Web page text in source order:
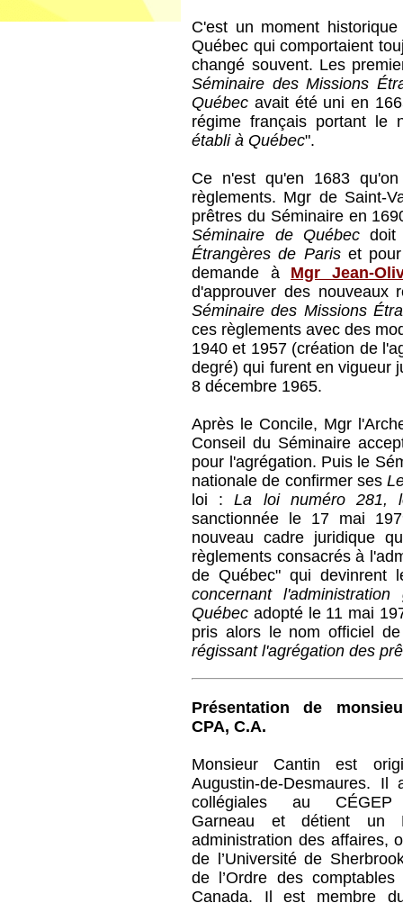
C'est un moment
Québec qui comportaient
changé souvent. Les
Séminaire des Missions
Québec avait été uni en
régime français portant le
établi à Québec".
Ce n'est qu'en 1683
règlements. Mgr de Saint-
prêtres du Séminaire en
Séminaire de Québecdoit
Étrangères de Pariset pour
demande à Mgr Jean-
d'approuver des nouveaux
Séminaire des Missions
ces règlements avec des
1940 et 1957 (création de
degré) qui furent en vigueur
8 décembre 1965.
Après le Concile, Mgr
Conseil du Séminaire
pour l'agrégation. Puis le
nationale de confirmer ses
loi :La loi numéro 281,
sanctionnée le 17 mai
nouveau cadre juridique
règlements consacrés à
de Québec" qui devinrent
concernant
Québec adopté le 11 mai
pris alors le nom officiel
régissant l'agrégation des
Présentation de
CPA, C.A.
Monsieur Cantin est
Augustin-de-Desmaures.
collégiales au CÉGEP
Garneau et détient un
administration des affaires,
de l’Université de
de l’Ordre des
Canada. Il est membre